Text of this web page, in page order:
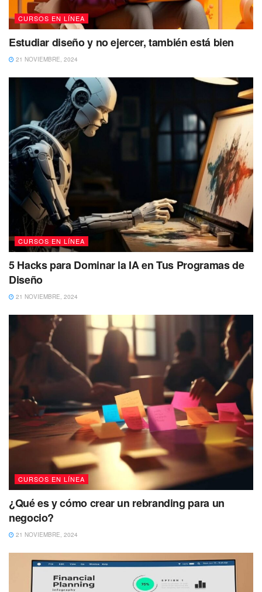
CURSOS EN LÍNEA
Estudiar diseño y no ejercer, también está bien
21 NOVIEMBRE, 2024
CURSOS EN LÍNEA
5 Hacks para Dominar la IA en Tus Programas de
Diseño
21 NOVIEMBRE, 2024
CURSOS EN LÍNEA
¿Qué es y cómo crear un rebranding para un
negocio?
21 NOVIEMBRE, 2024